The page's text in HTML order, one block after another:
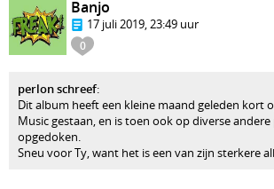
0
Banjo
17 juli 2019, 23:49 uur
perlon schreef:
Dit album heeft een kleine maand geleden kort
Music gestaan, en is toen ook op diverse andere
opgedoken.
Sneu voor Ty, want het is een van zijn sterkere